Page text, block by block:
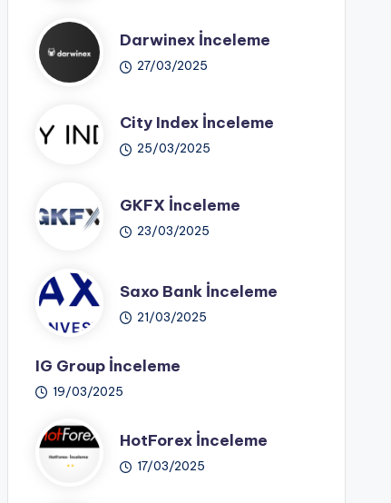
Darwinex İnceleme
27/03/2025
City Index İnceleme
25/03/2025
GKFX İnceleme
23/03/2025
Saxo Bank İnceleme
21/03/2025
IG Group İnceleme
19/03/2025
HotForex İnceleme
17/03/2025